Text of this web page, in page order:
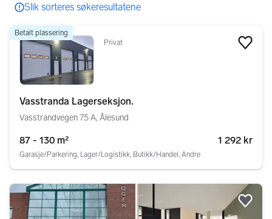
60 resultater
Slik sorteres søkeresultatene
Betalt plassering
Privat
Vasstranda Lagerseksjon.
Vasstrandvegen 75 A, Ålesund
87 - 130 m² 1 292 kr
Garasje/Parkering, Lager/Logistikk, Butikk/Handel, Andre